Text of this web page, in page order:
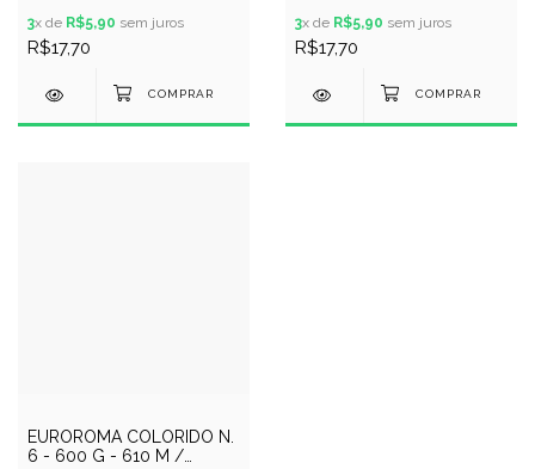
3x de R$5,90 sem juros
R$17,70
3x de R$5,90 sem juros
R$17,70
EUROROMA COLORIDO N.
6 - 600 G - 610 M /